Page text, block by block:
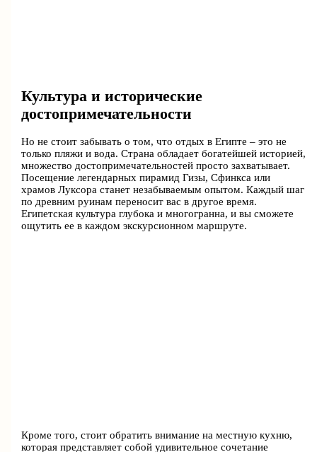
Культура и исторические
достопримечательности
Но не стоит забывать о том, что отдых в Египте – это не
только пляжи и вода. Страна обладает богатейшей историей,
множество достопримечательностей просто захватывает.
Посещение легендарных пирамид Гизы, Сфинкса или
храмов Луксора станет незабываемым опытом. Каждый шаг
по древним руинам переносит вас в другое время.
Египетская культура глубока и многогранна, и вы сможете
ощутить ее в каждом экскурсионном маршруте.
Кроме того, стоит обратить внимание на местную кухню,
которая представляет собой удивительное сочетание